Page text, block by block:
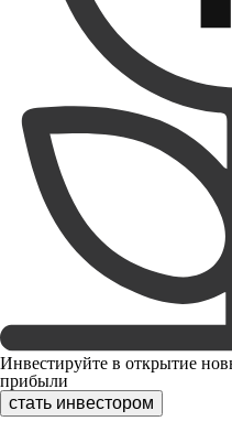
Инвестируйте в открытие
прибыли
стать инвестором